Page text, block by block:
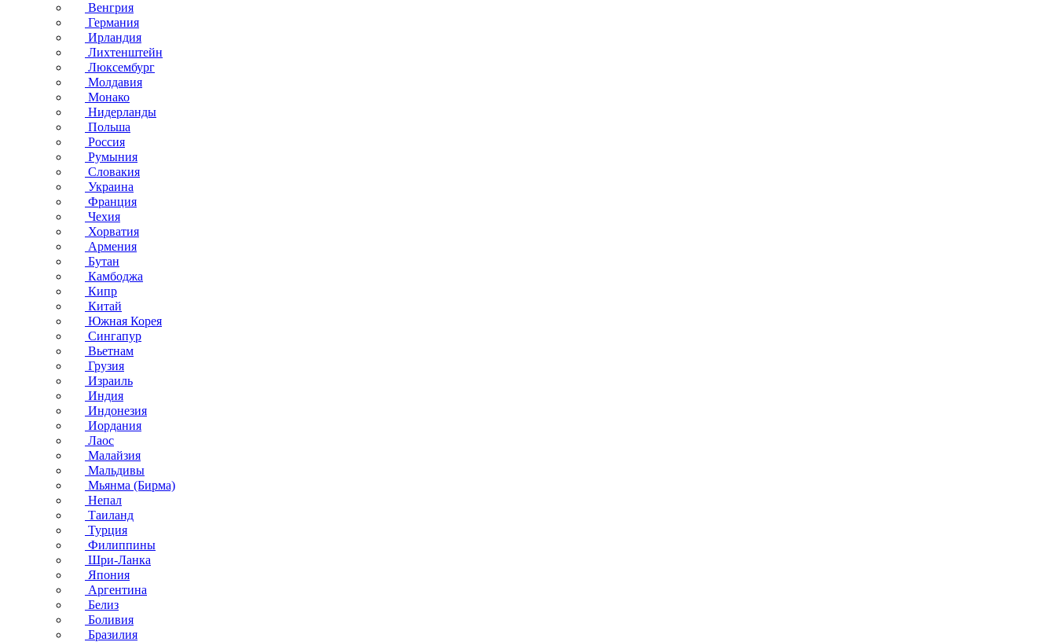
Венгрия
Германия
Ирландия
Лихтенштейн
Люксембург
Молдавия
Монако
Нидерланды
Польша
Россия
Румыния
Словакия
Украина
Франция
Чехия
Хорватия
Армения
Бутан
Камбоджа
Кипр
Китай
Южная Корея
Сингапур
Вьетнам
Грузия
Израиль
Индия
Индонезия
Иордания
Лаос
Малайзия
Мальдивы
Мьянма (Бирма)
Непал
Таиланд
Турция
Филиппины
Шри-Ланка
Япония
Аргентина
Белиз
Боливия
Бразилия